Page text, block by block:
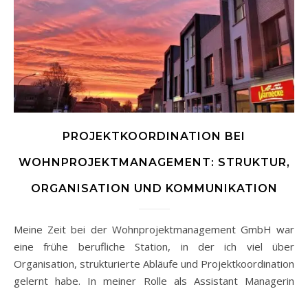
PROJEKTKOORDINATION BEI
WOHNPROJEKTMANAGEMENT: STRUKTUR,
ORGANISATION UND KOMMUNIKATION
Meine Zeit bei der Wohnprojektmanagement GmbH war
eine frühe berufliche Station, in der ich viel über
Organisation, strukturierte Abläufe und Projektkoordination
gelernt habe. In meiner Rolle als Assistant Managerin